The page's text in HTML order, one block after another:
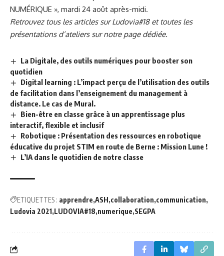
NUMÉRIQUE », mardi 24 août après-midi.
Retrouvez tous les articles sur Ludovia#18 et toutes les
présentations d’ateliers surnotre page dédiée.
La Digitale, des outils numériques pour booster son
quotidien
Digital learning : L’impact perçu de l’utilisation des outils
de facilitation dans l’enseignement du management à
distance. Le cas de Mural.
Bien-être en classe grâce à un apprentissage plus
interactif, flexible et inclusif
Robotique : Présentation des ressources en robotique
éducative du projet STIM en route de Berne : Mission Lune !
L’IA dans le quotidien de notre classe
ETIQUETTES : apprendre ASH collaboration communication
Ludovia 2021 LUDOVIA#18 numerique SEGPA